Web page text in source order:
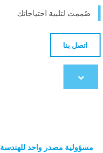
صُممت لتلبية احتياجاتك
اتصل بنا
Scroll
to
مسؤولية مصدر واحد للهندسة